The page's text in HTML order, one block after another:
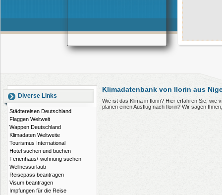
Diverse Links
Städtereisen Deutschland
Flaggen Weltweit
Wappen Deutschland
Klimadaten Weltweite
Tourismus International
Hotel suchen und buchen
Ferienhaus/-wohnung suchen
Wellnessurlaub
Reisepass beantragen
Visum beantragen
Impfungen für die Reise
Klimadatenbank von Ilorin aus
Wie ist das Klima in Ilorin? Hier erfahren Sie, wie
planen einen Ausflug nach Ilorin? Wir sagen